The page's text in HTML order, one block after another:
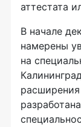
аттестата
В начале
намерены
на